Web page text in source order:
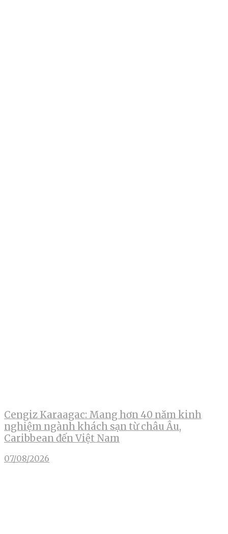
Cengiz Karaagac: Mang hơn 40 năm kinh
nghiệm ngành khách sạn từ châu Âu,
Caribbean đến Việt Nam
07/08/2026